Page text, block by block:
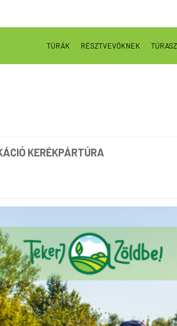
TÚRÁK RÉSZTVEVŐKNEK
KERÉKPÁRTÚRA